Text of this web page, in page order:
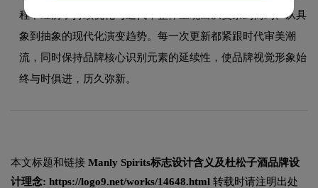
程中经历了持续优化与迭代，整体呈现出从复杂到简约、从具
象到抽象的现代化演变趋势。每一次更新都紧跟时代审美潮
流，同时保持品牌核心识别元素的延续性，使品牌视觉形象始
终与时俱进，历久弥新。
本文标题和链接 Manly Spirits标志设计含义及杜松子酒品牌设
计理念: https://logo9.net/works/14648.html 转载时请注明出处